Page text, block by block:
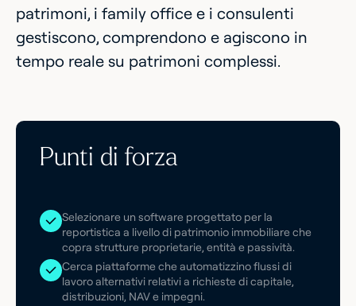
patrimoni, i family office e i consulenti
gestiscono, comprendono e agiscono in
tempo reale su patrimoni complessi.
Punti di forza
Selezionare un software progettato per la
reportistica a livello di patrimonio immobiliare che
copra strutture proprietarie, entità e passività.
Cerca piattaforme che automatizzino flussi di
lavoro alternativi relativi a richieste di capitale,
distribuzioni, NAV e impegni.